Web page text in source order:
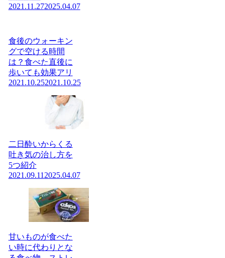
2021.11.272025.04.07
食後のウォーキン
グで空ける時間
は？食べた直後に
歩いても効果アリ
2021.10.252021.10.25
二日酔いからくる
吐き気の治し方を
5つ紹介
2021.09.112025.04.07
甘いものが食べた
い時に代わりとな